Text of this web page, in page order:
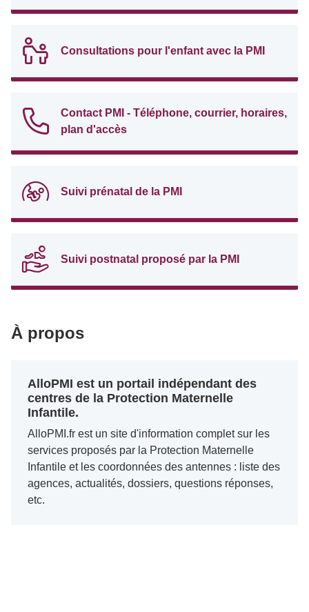
Consultations pour l'enfant avec la PMI
Contact PMI - Téléphone, courrier, horaires,
plan d'accès
Suivi prénatal de la PMI
Suivi postnatal proposé par la PMI
À propos
AlloPMI est un portail indépendant des
centres de la Protection Maternelle
Infantile.
AlloPMI.fr est un site d'information complet sur les
services proposés par la Protection Maternelle
Infantile et les coordonnées des antennes : liste des
agences, actualités, dossiers, questions réponses,
etc.